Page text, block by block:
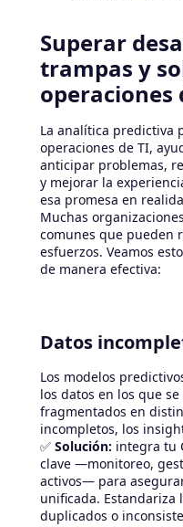
Superar
trampas y
operaciones
La analítica predictiva
operaciones de TI,
anticipar problemas,
y mejorar la
esa promesa en
Muchas
comunes que pueden
esfuerzos. Veamos
de manera efectiva:
Datos
Los modelos
los datos en los que
fragmentados en
incompletos, los
✅ Solución: integra tu
clave —monitoreo,
activos— para
unificada. Estandariza
duplicados o